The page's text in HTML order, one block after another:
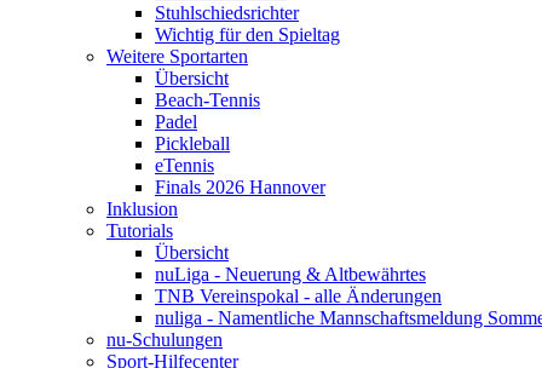
Stuhlschiedsrichter
Wichtig für den Spieltag
Weitere Sportarten
Übersicht
Beach-Tennis
Padel
Pickleball
eTennis
Finals 2026 Hannover
Inklusion
Tutorials
Übersicht
nuLiga - Neuerung & Altbewährtes
TNB Vereinspokal - alle Änderungen
nuliga - Namentliche Mannschaftsmeldung
nu-Schulungen
Sport-Hilfecenter